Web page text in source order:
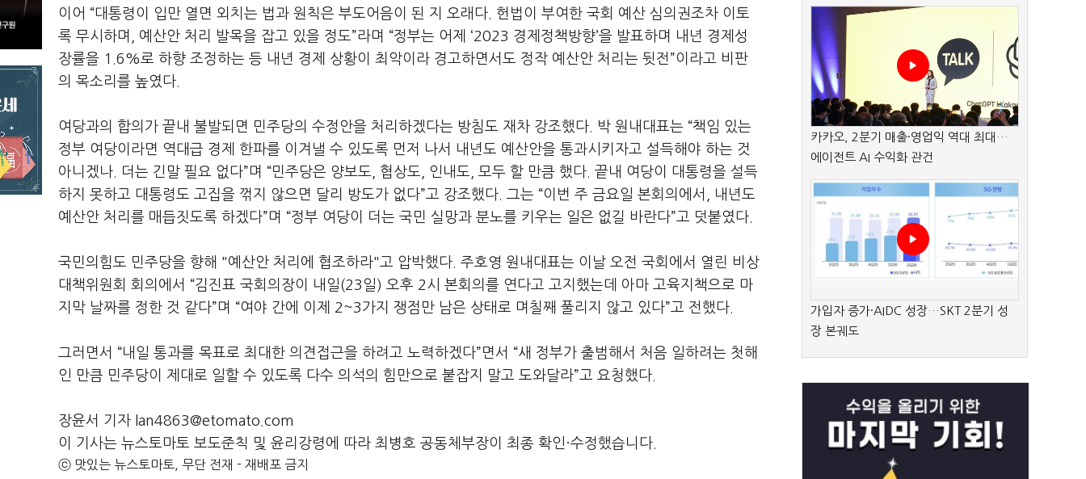
이어 “대통령이 입만 열면 외치는 법과 원칙은 부도어음이 된 지 오래다. 헌법이 부여한 국회 예산 심의권조차 이토
록 무시하며, 예산안 처리 발목을 잡고 있을 정도”라며 “정부는 어제 ‘2023 경제정책방향’을 발표하며 내년 경제성
장률을 1.6%로 하향 조정하는 등 내년 경제 상황이 최악이라 경고하면서도 정작 예산안 처리는 뒷전”이라고 비판
의 목소리를 높였다.
여당과의 합의가 끝내 불발되면 민주당의 수정안을 처리하겠다는 방침도 재차 강조했다. 박 원내대표는 “책임 있는
정부 여당이라면 역대급 경제 한파를 이겨낼 수 있도록 먼저 나서 내년도 예산안을 통과시키자고 설득해야 하는 것
아니겠나. 더는 긴말 필요 없다”며 “민주당은 양보도, 협상도, 인내도, 모두 할 만큼 했다. 끝내 여당이 대통령을 설득
하지 못하고 대통령도 고집을 꺾지 않으면 달리 방도가 없다”고 강조했다. 그는 “이번 주 금요일 본회의에서, 내년도
예산안 처리를 매듭짓도록 하겠다”며 “정부 여당이 더는 국민 실망과 분노를 키우는 일은 없길 바란다”고 덧붙였다.
국민의힘도 민주당을 향해 "예산안 처리에 협조하라"고 압박했다. 주호영 원내대표는 이날 오전 국회에서 열린 비상
대책위원회 회의에서 “김진표 국회의장이 내일(23일) 오후 2시 본회의를 연다고 고지했는데 아마 고육지책으로 마
지막 날짜를 정한 것 같다”며 “여야 간에 이제 2~3가지 쟁점만 남은 상태로 며칠째 풀리지 않고 있다”고 전했다.
그러면서 “내일 통과를 목표로 최대한 의견접근을 하려고 노력하겠다”면서 “새 정부가 출범해서 처음 일하려는 첫해
인 만큼 민주당이 제대로 일할 수 있도록 다수 의석의 힘만으로 붙잡지 말고 도와달라”고 요청했다.
장윤서 기자 lan4863@etomato.com
이 기사는 뉴스토마토 보도준칙 및 윤리강령에 따라 최병호 공동체부장이 최종 확인·수정했습니다.
ⓒ 맛있는 뉴스토마토, 무단 전재 - 재배포 금지
카카오, 2분기 매출·영업익 역대 최대…
에이전트 AI 수익화 관건
가입자 증가·AIDC 성장…SKT 2분기 성
장 본궤도